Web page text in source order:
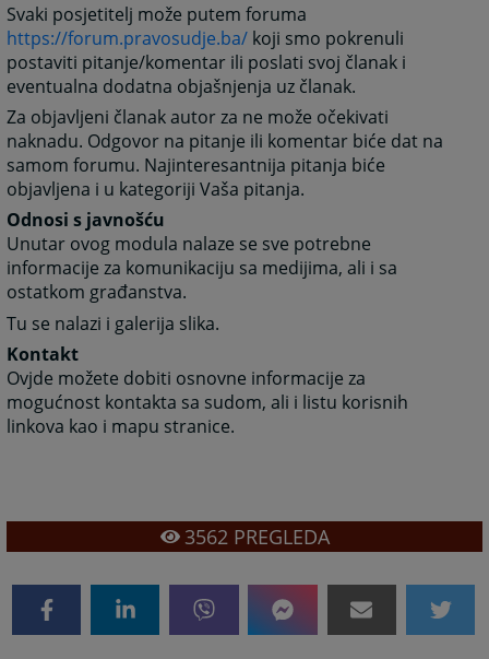
Svaki posjetitelj može putem foruma
https://forum.pravosudje.ba/ koji smo pokrenuli
postaviti pitanje/komentar ili poslati svoj članak i
eventualna dodatna objašnjenja uz članak.
Za objavljeni članak autor za ne može očekivati
naknadu. Odgovor na pitanje ili komentar biće dat na
samom forumu. Najinteresantnija pitanja biće
objavljena i u kategoriji Vaša pitanja.
Odnosi s javnošću
Unutar ovog modula nalaze se sve potrebne
informacije za komunikaciju sa medijima, ali i sa
ostatkom građanstva.
Tu se nalazi i galerija slika.
Kontakt
Ovjde možete dobiti osnovne informacije za
mogućnost kontakta sa sudom, ali i listu korisnih
linkova kao i mapu stranice.
3562 PREGLEDA